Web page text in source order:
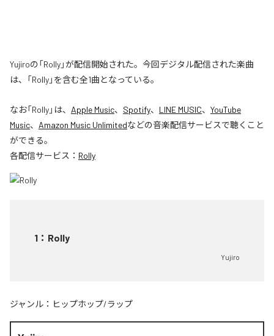
Yujiroの「Rolly」が配信開始された。今回デジタル配信された楽曲
は、「Rolly」を含む全1曲となっている。
なお「Rolly」は、 Apple Music、 Spotify、 LINE MUSIC、 YouTube
Music、 Amazon Music Unlimitedなどの音楽配信サービスで聴くこと
ができる。
各配信サービス： Rolly
1 ： Rolly
Yujiro
ジャンル： ヒップホップ/ラップ